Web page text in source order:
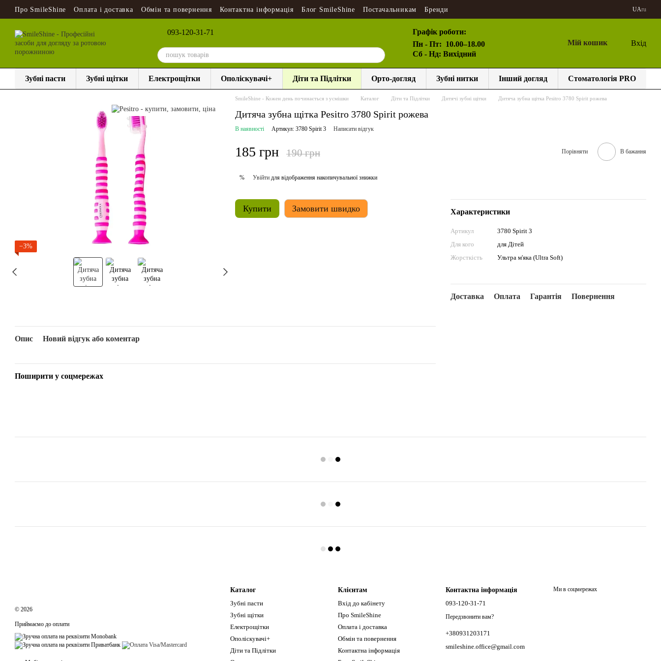
Перейти до основного контенту
Про SmileShine Оплата і доставка Обмін та повернення Контактна інформація Блог SmileShine Постачальникам Бренди UAru
093-120-31-71
Графік роботи:
Пн - Пт: 10.00–18.00
Сб - Нд: Вихідний
Мій кошик Вхід
Зубні пасти Зубні щітки Електрощітки Ополіскувачі+ Діти та Підлітки Орто-догляд Зубні нитки Інший догляд Стоматологія PRO
−3%
SmileShine - Кожен день починається з усмішки Каталог Діти та Підлітки Дитячі зубні щітки Дитяча зубна щітка Pesitro 3780 Spirit рожева
Дитяча зубна щітка Pesitro 3780 Spirit рожева
В наявності Артикул: 3780 Spirit 3 Написати відгук
185 грн 190 грн Порівняти В бажання
% Увійти для відображення накопичувальної знижки
Купити Замовити швидко Характеристики
Артикул
3780 Spirit 3
Для кого
для Дітей
Жорсткість
Ультра м'яка (Ultra Soft)
Доставка Оплата Гарантія Повернення
Опис Новий відгук або коментар
Поширити у соцмережах
© 2026
Приймаємо до оплати
Каталог
Зубні пасти
Зубні щітки
Електрощітки
Ополіскувачі+
Діти та Підлітки
Клієнтам
Вхід до кабінету
Про SmileShine
Оплата і доставка
Обмін та повернення
Контактна інформація
Контактна інформація
093-120-31-71
Передзвонити вам?
+380931203171
smileshine.office@gmail.com
Ми в соцмережах